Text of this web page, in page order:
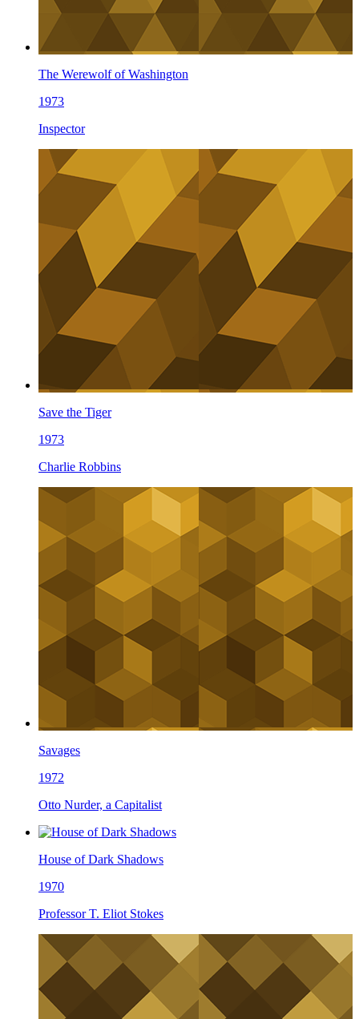
The Werewolf of Washington
1973
Inspector
Save the Tiger
1973
Charlie Robbins
Savages
1972
Otto Nurder, a Capitalist
House of Dark Shadows
1970
Professor T. Eliot Stokes